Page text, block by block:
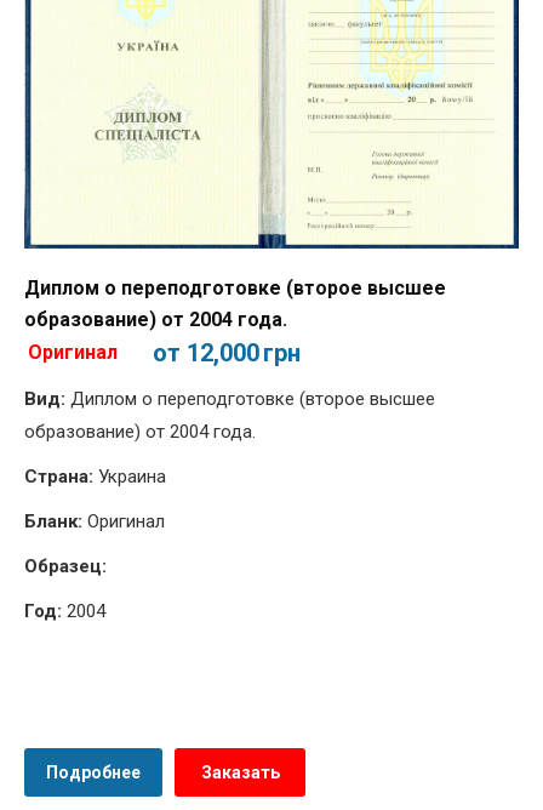
Диплом о переподготовке (второе высшее
образование) от 2004 года.
Оригинал
от 12,000грн
Вид: Диплом о переподготовке (второе высшее
образование) от 2004 года.
Страна: Украина
Бланк: Оригинал
Образец:
Год: 2004
Подробнее Заказать